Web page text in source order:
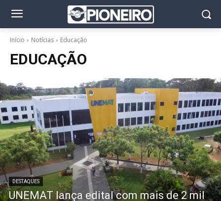
Início Notícias Educação
EDUCAÇÃO
DESTAQUES
UNEMAT lança edital com mais de 2 mil